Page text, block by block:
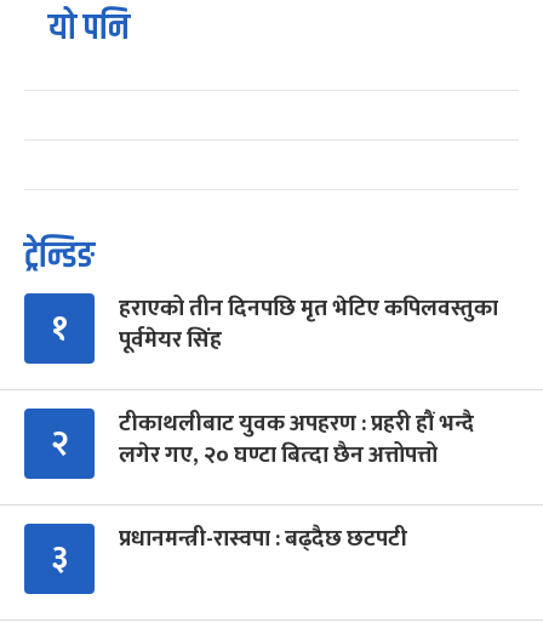
यो पनि
ट्रेन्डिङ
१
हराएको तीन दिनपछि मृत भेटिए कपिलवस्तुका
पूर्वमेयर सिंह
२
टीकाथलीबाट युवक अपहरण : प्रहरी हौं भन्दै
लगेर गए, २० घण्टा बित्दा छैन अत्तोपत्तो
३ प्रधानमन्त्री-रास्वपा : बढ्दैछ छटपटी